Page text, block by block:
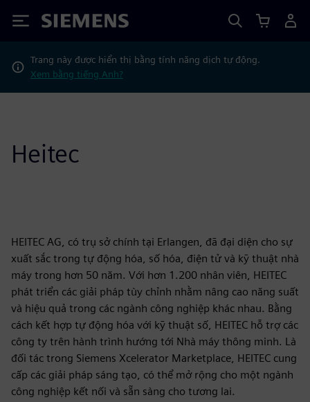
Siemens
Trang này được hiển thị bằng tính năng dịch tự động.
Xem bằng tiếng Anh?
Heitec
HEITEC AG, có trụ sở chính tại Erlangen, đã đại diện cho sự
xuất sắc trong tự động hóa, số hóa, điện tử và kỹ thuật nhà
máy trong hơn 50 năm. Với hơn 1.200 nhân viên, HEITEC
phát triển các giải pháp tùy chỉnh nhằm nâng cao năng suất
và hiệu quả trong các ngành công nghiệp khác nhau. Bằng
cách kết hợp tự động hóa với kỹ thuật số, HEITEC hỗ trợ các
công ty trên hành trình hướng tới Nhà máy thông minh. Là
đối tác trong Siemens Xcelerator Marketplace, HEITEC cung
cấp các giải pháp sáng tạo, có thể mở rộng cho một ngành
công nghiệp kết nối và sẵn sàng cho tương lai.